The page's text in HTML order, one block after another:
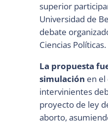
superior
Universidad de
debate
Ciencias Políticas.
La propuesta
simulación en el
intervinientes
proyecto de ley
aborto,